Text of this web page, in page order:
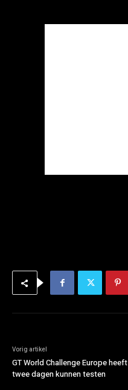
Vorig artikel
GT World Challenge Europe heeft
twee dagen kunnen testen